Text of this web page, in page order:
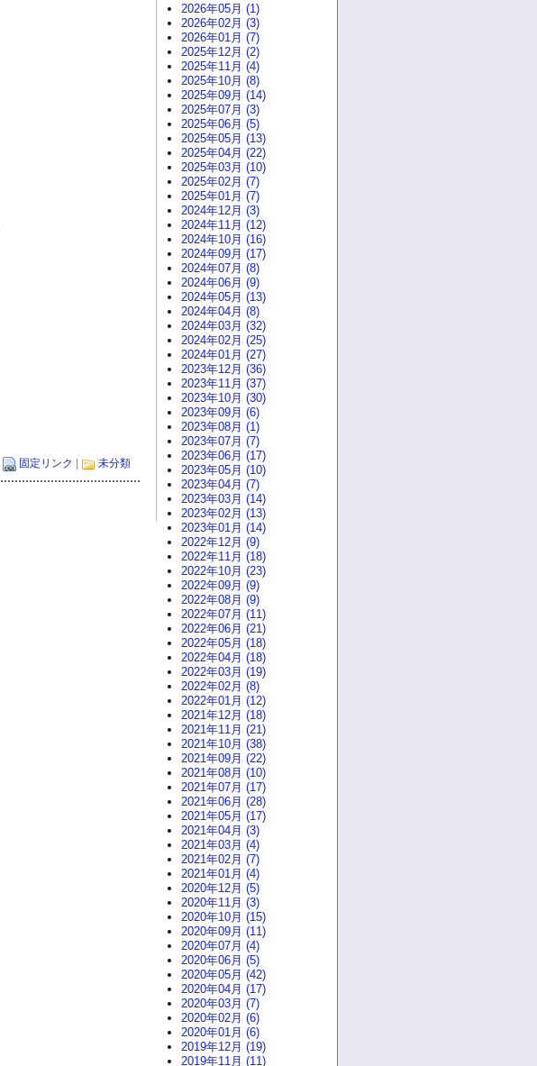
固定リンク 未分類
2026年05月 (1)
2026年02月 (3)
2026年01月 (7)
2025年12月 (2)
2025年11月 (4)
2025年10月 (8)
2025年09月 (14)
2025年07月 (3)
2025年06月 (5)
2025年05月 (13)
2025年04月 (22)
2025年03月 (10)
2025年02月 (7)
2025年01月 (7)
2024年12月 (3)
2024年11月 (12)
2024年10月 (16)
2024年09月 (17)
2024年07月 (8)
2024年06月 (9)
2024年05月 (13)
2024年04月 (8)
2024年03月 (32)
2024年02月 (25)
2024年01月 (27)
2023年12月 (36)
2023年11月 (37)
2023年10月 (30)
2023年09月 (6)
2023年08月 (1)
2023年07月 (7)
2023年06月 (17)
2023年05月 (10)
2023年04月 (7)
2023年03月 (14)
2023年02月 (13)
2023年01月 (14)
2022年12月 (9)
2022年11月 (18)
2022年10月 (23)
2022年09月 (9)
2022年08月 (9)
2022年07月 (11)
2022年06月 (21)
2022年05月 (18)
2022年04月 (18)
2022年03月 (19)
2022年02月 (8)
2022年01月 (12)
2021年12月 (18)
2021年11月 (21)
2021年10月 (38)
2021年09月 (22)
2021年08月 (10)
2021年07月 (17)
2021年06月 (28)
2021年05月 (17)
2021年04月 (3)
2021年03月 (4)
2021年02月 (7)
2021年01月 (4)
2020年12月 (5)
2020年11月 (3)
2020年10月 (15)
2020年09月 (11)
2020年07月 (4)
2020年06月 (5)
2020年05月 (42)
2020年04月 (17)
2020年03月 (7)
2020年02月 (6)
2020年01月 (6)
2019年12月 (19)
2019年11月 (11)